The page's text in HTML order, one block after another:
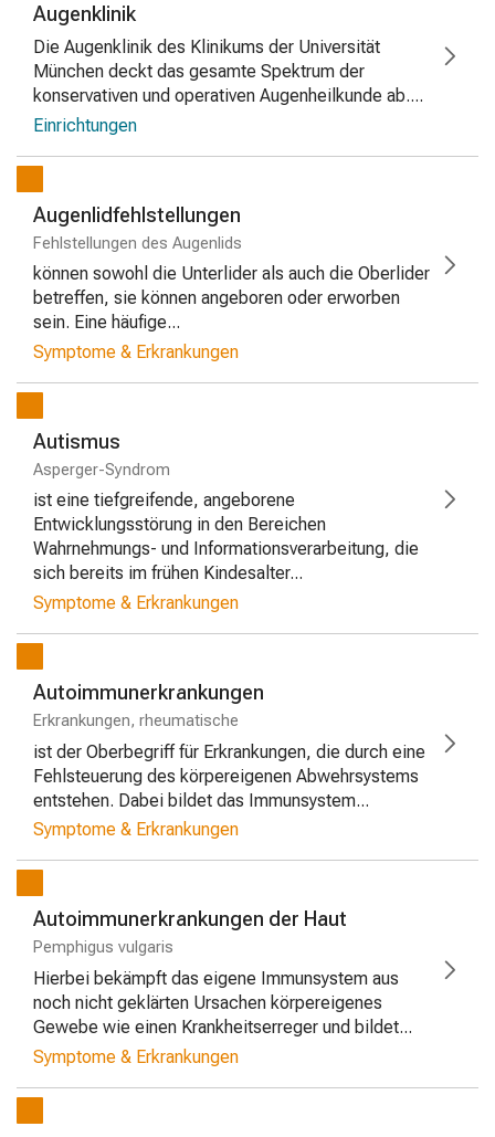
Augenklinik
Die Augenklinik des Klinikums der Universität
München deckt das gesamte Spektrum der
konservativen und operativen Augenheilkunde ab....
Einrichtungen
Augenlidfehlstellungen
Fehlstellungen des Augenlids
können sowohl die Unterlider als auch die Oberlider
betreffen, sie können angeboren oder erworben
sein. Eine häufige...
Symptome & Erkrankungen
Autismus
Asperger-Syndrom
ist eine tiefgreifende, angeborene
Entwicklungsstörung in den Bereichen
Wahrnehmungs- und Informationsverarbeitung, die
sich bereits im frühen Kindesalter...
Symptome & Erkrankungen
Autoimmunerkrankungen
Erkrankungen, rheumatische
ist der Oberbegriff für Erkrankungen, die durch eine
Fehlsteuerung des körpereigenen Abwehrsystems
entstehen. Dabei bildet das Immunsystem...
Symptome & Erkrankungen
Autoimmunerkrankungen der Haut
Pemphigus vulgaris
Hierbei bekämpft das eigene Immunsystem aus
noch nicht geklärten Ursachen körpereigenes
Gewebe wie einen Krankheitserreger und bildet...
Symptome & Erkrankungen